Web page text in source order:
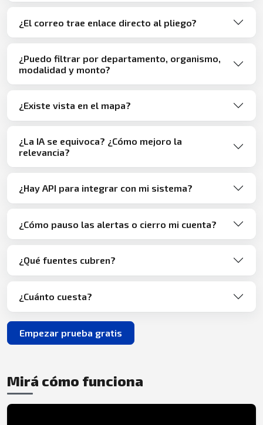
¿El correo trae enlace directo al pliego?
¿Puedo filtrar por departamento, organismo,
modalidad y monto?
¿Existe vista en el mapa?
¿La IA se equivoca? ¿Cómo mejoro la
relevancia?
¿Hay API para integrar con mi sistema?
¿Cómo pauso las alertas o cierro mi cuenta?
¿Qué fuentes cubren?
¿Cuánto cuesta?
Empezar prueba gratis
Mirá cómo funciona